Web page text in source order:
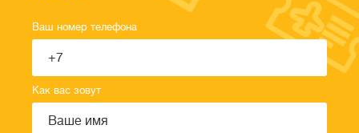
Ваш номер телефона
Как вас зовут